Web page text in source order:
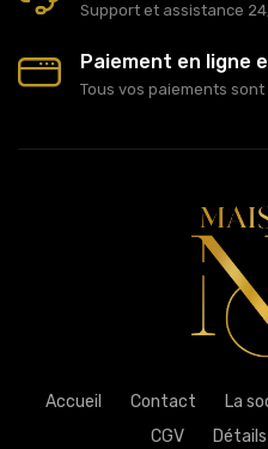
Support et assistance
Paiement en ligne
Tous vos paiements
Accueil Contact La
CGV